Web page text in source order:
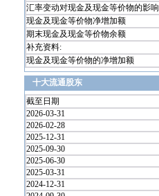
汇率变动对现金及现金等价物的影响
现金及现金等价物净增加额
期末现金及现金等价物余额
补充资料:
现金及现金等价物的净增加额
十大流通股东
截至日期
2026-03-31
2026-02-28
2025-12-31
2025-09-30
2025-06-30
2025-03-31
2024-12-31